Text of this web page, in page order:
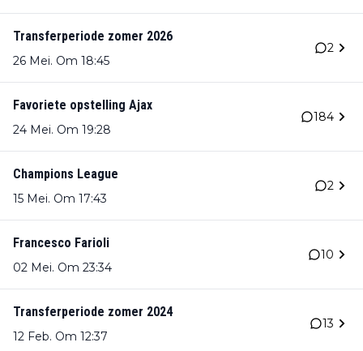
Transferperiode zomer 2026
26 Mei. Om 18:45
2
Favoriete opstelling Ajax
24 Mei. Om 19:28
184
Champions League
15 Mei. Om 17:43
2
Francesco Farioli
02 Mei. Om 23:34
10
Transferperiode zomer 2024
12 Feb. Om 12:37
13